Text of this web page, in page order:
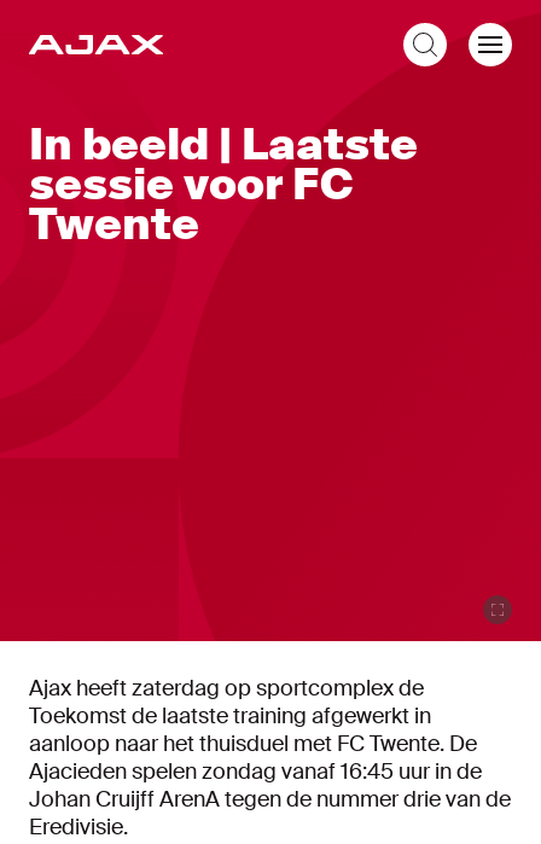
In beeld | Laatste
sessie voor FC
Twente
Ajax heeft zaterdag op sportcomplex de
Toekomst de laatste training afgewerkt in
aanloop naar het thuisduel met FC Twente. De
Ajacieden spelen zondag vanaf 16:45 uur in de
Johan Cruijff ArenA tegen de nummer drie van de
Eredivisie.